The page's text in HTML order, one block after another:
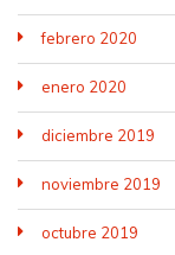
febrero 2020
enero 2020
diciembre 2019
noviembre 2019
octubre 2019